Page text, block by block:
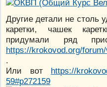
Другие детали не столь
каретки, чашек
придумали ряд
https://krokovod.org/
.
Или вот https://
59#p272159